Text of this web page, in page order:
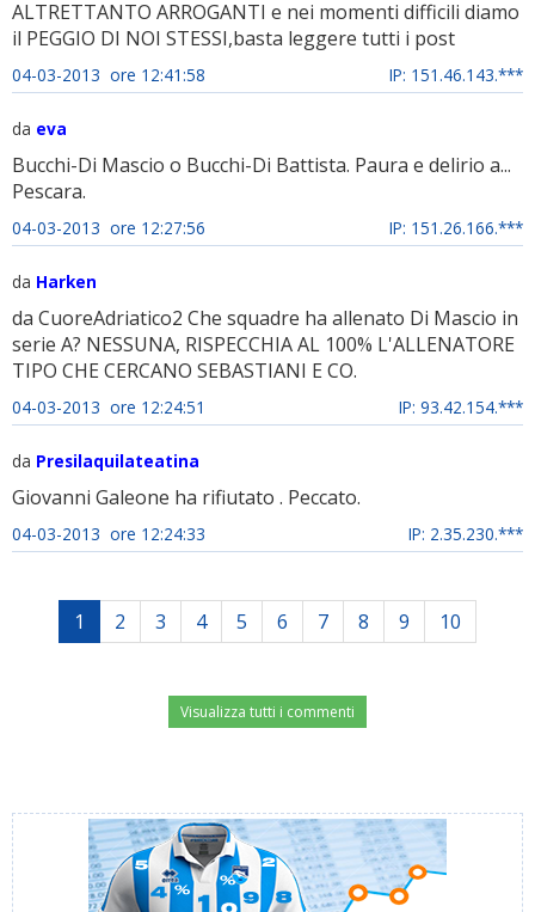
ALTRETTANTO ARROGANTI e nei momenti difficili diamo
il PEGGIO DI NOI STESSI,basta leggere tutti i post
04-03-2013 ore 12:41:58 IP: 151.46.143.***
da eva
Bucchi-Di Mascio o Bucchi-Di Battista. Paura e delirio a...
Pescara.
04-03-2013 ore 12:27:56 IP: 151.26.166.***
da Harken
da CuoreAdriatico2 Che squadre ha allenato Di Mascio in
serie A? NESSUNA, RISPECCHIA AL 100% L'ALLENATORE
TIPO CHE CERCANO SEBASTIANI E CO.
04-03-2013 ore 12:24:51 IP: 93.42.154.***
da Presilaquilateatina
Giovanni Galeone ha rifiutato . Peccato.
04-03-2013 ore 12:24:33 IP: 2.35.230.***
1 2 3 4 5 6 7 8 9 10
Visualizza tutti i commenti